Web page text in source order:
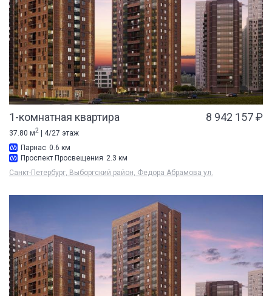
1-комнатная квартира 8 942 157 ₽
37.80 м2
| 4/27 этаж
Парнас 0.6 км
Проспект Просвещения 2.3 км
Санкт-Петербург, Выборгский район, Федора Абрамова ул.